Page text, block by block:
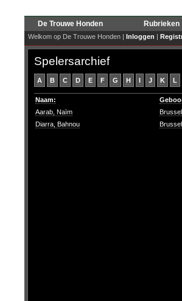
De Trouwe Honden Rubrieken
Welkom op De Trouwe Honden | Inloggen |
Spelersarchief
A B C D E F G H I J K L
Naam:
Aarab, Naïm
Brussel
Diarra, Bahnou
Brussel